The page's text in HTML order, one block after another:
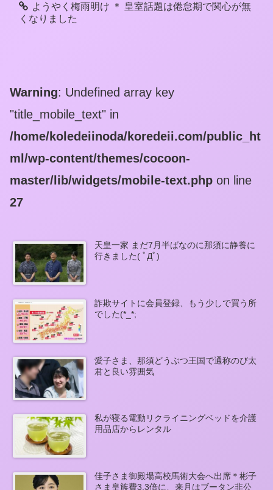
ようやく梅雨明け ＊ 皇室話題は倦怠期で関心が無
くなりました
Warning: Undefined array key
"title_mobile_text" in
/home/koledeiinoda/koredeii.com/public_ht
ml/wp-content/themes/cocoon-
master/lib/widgets/mobile-text.php on line
27
天皇一家 まだ7月半ばなのに那須に静養に
行きました( ﾟДﾟ)
詐欺サイトに会員登録、もう少しで買う所
でした(*_*;
愛子さま、那須どうぶつ王国で通称のび太
君と良い雰囲気
私が寝る電動リクライニングベッドを介護
用品店からレンタル
佳子さま御殿場高校馬術大会へ出席＊彬子
さま皇族費3.3倍に、来月はブータン非公